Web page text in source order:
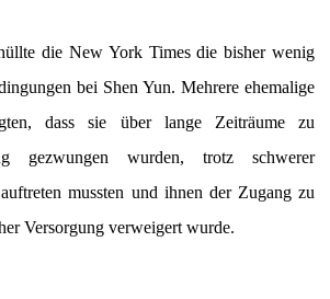
die New York Times die bisher wenig
bei Shen Yun. Mehrere ehemalige
dass sie über lange Zeiträume zu
gezwungen wurden, trotz schwerer
mussten und ihnen der Zugang zu
Versorgung verweigert wurde.